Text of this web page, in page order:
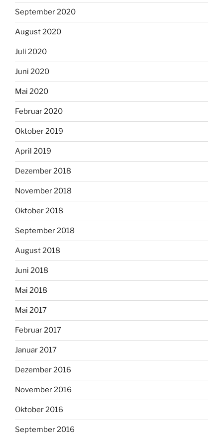
September 2020
August 2020
Juli 2020
Juni 2020
Mai 2020
Februar 2020
Oktober 2019
April 2019
Dezember 2018
November 2018
Oktober 2018
September 2018
August 2018
Juni 2018
Mai 2018
Mai 2017
Februar 2017
Januar 2017
Dezember 2016
November 2016
Oktober 2016
September 2016